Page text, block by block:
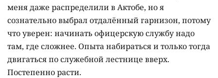
меня даже распределили в Актобе, но я
сознательно выбрал отдалённый гарнизон, потому
что уверен: начинать офицерскую службу надо
там, где сложнее. Опыта набираться и только тогда
двигаться по служебной лестнице вверх.
Постепенно расти.